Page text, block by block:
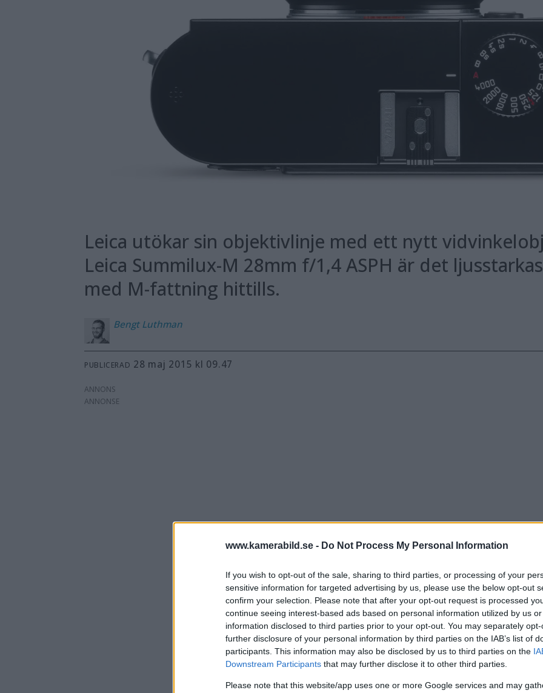
www.kamerabild.se - Do Not Process My Personal Information
If you wish to opt-out of the sale, sharing to third parties, or processing of your
sensitive information for targeted advertising by us, please use the below opt-out
confirm your selection. Please note that after your opt-out request is processed
continue seeing interest-based ads based on personal information utilized by us
information disclosed to third parties prior to your opt-out. You may separately
further disclosure of your personal information by third parties on the IAB’s list of
participants. This information may also be disclosed by us to third parties on the
Downstream Participants that may further disclose it to other third parties.
Please note that this website/app uses one or more Google services and may
Leica utökar sin objektivlinje med ett nytt
Leica Summilux-M 28mm f/1,4 ASPH är det
med M-fattning hittills.
Bengt Luthman
PUBLICERAD 28 maj 2015 kl 09.47
ANNONS